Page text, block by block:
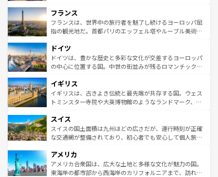
ませてくれるイタリアで、忘れられない旅をしてみよう！
なお、新着のイタリア情報はコンテンツ一覧 を参照してほ
しい。
文化が根付くこの国では、情熱的なフラメンコ、熱気あふ
れる闘牛、そして美味しいタパスが生活の一部となってい
る。首都マドリードの洗練された雰囲気や、バルセロナの
の城塞都市、穏やかなビーチリゾートまで多彩な表情を見
せる。地方によって風土や気候が異なるスペインはその個
性で訪れる人を魅了する。 なお、新着のスペイン情報はコ
フランス
フランスは、世界中の旅行者を魅了し続けるヨーロッパ屈
指の観光地だ。首都パリのエッフェル塔やルーブル美術館
で、幅広い魅力が詰まっている。華麗な宮殿、歴史的な大
聖堂、美しいビーチ、そして豊かな自然が、訪れる者を心
から魅了する。また、フランスは美食の国としても知ら
いる。シャンパンの発祥地であるランス、プロヴァンスの
香り高いラベンダー畑など、多彩な楽しみ方が可能だ。さ
らに、パリ以外の地域にも魅力が溢れており、どの街角に
れる地方に足を運ぶとそれぞれで全く異なる文化を体験で
きるだろう。 なお、新着のフランス情報はコンテンツ一覧
を参照してほしい。
ドイツ
ドイツは、豊かな歴史と多彩な文化が交差するヨーロッパ
の中心に位置する国。中世の街並みが残るロマンチック街
顔を持つこの国は、どこを歩いても飽きることがない。ベ
ルリンの文化的活気、バイエルン州のアルプスの絶景、そ
してライン川沿いのワイン畑といった風景は必見。ビール
は、お酒好きな人にはぜひ体験してほしい。 なお、新着の
ドイツ情報はコンテンツ一覧を参照してほしい。
イギリス
イギリスは、古きよき伝統と最先端が共存する国。ウェス
トミンスター寺院や大英博物館のようなランドマーク、歴
リアごとに異なる魅力がある。また、優雅なアフタヌーン
ティー、ビール好きにはたまらない英国パブ、サッカー観
戦など、本場だからこそできる体験も豊富。イギリスを旅
ンツ一覧を参照してほしい。
スイス
スイスの国土面積は九州ほどの広さだが、運行時刻が正確
な交通網が整備されており、初心者でも安心して個人旅行
の建物がそのまま残る町や、スイスならではのユニークな
博物館もあり、アルプス観光だけでなく町歩きも満喫する
ことができる。国民の所得が高いため物価も高いが、旅行
アメリカ
アメリカ合衆国は、広大な土地と多様な文化が魅力の国。
東海岸の都市部から西海岸のカリフォルニアまで、訪れる